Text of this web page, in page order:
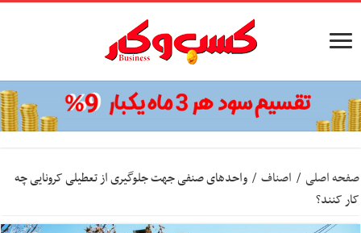
صفحه اصلی / اصناف / واحدهای صنفی جهت جلوگیری از تعطیلی کرونایی چه
کار کنند؟